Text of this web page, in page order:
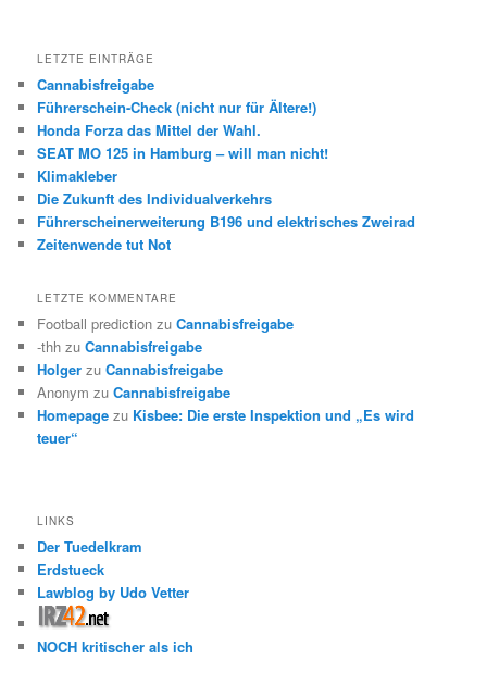
LETZTE EINTRÄGE
Cannabisfreigabe
Führerschein-Check (nicht nur für Ältere!)
Honda Forza das Mittel der Wahl.
SEAT MO 125 in Hamburg – will man nicht!
Klimakleber
Die Zukunft des Individualverkehrs
Führerscheinerweiterung B196 und elektrisches Zweirad
Zeitenwende tut Not
LETZTE KOMMENTARE
Football prediction zuCannabisfreigabe
-thh zuCannabisfreigabe
Holger zuCannabisfreigabe
Anonym zuCannabisfreigabe
Homepage zu Kisbee: Die erste Inspektion und „Es wird
teuer“
LINKS
Der Tuedelkram
Erdstueck
Lawblog by Udo Vetter
NOCH kritischer als ich